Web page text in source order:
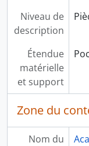
Niveau de
description
Étendue
matérielle
et support
Zone du
Nom du